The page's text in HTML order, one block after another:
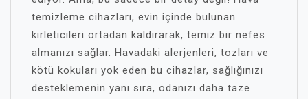
temizleme cihazları, evin içinde bulunan
kirleticileri ortadan kaldırarak, temiz bir nefes
almanızı sağlar. Havadaki alerjenleri, tozları ve
kötü kokuları yok eden bu cihazlar, sağlığınızı
desteklemenin yanı sıra, odanızı daha taze